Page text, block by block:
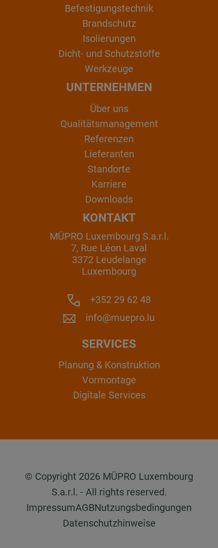
Befestigungstechnik
Brandschutz
Isolierungen
Dicht- und Schutzstoffe
Werkzeuge
UNTERNEHMEN
Über uns
Qualitätsmanagement
Referenzen
Lieferanten
Standorte
Karriere
Downloads
KONTAKT
MÜPRO Luxembourg S.a.r.l.
7, Rue Léon Laval
3372 Leudelange
Luxembourg
+352 29 62 48
info@muepro.lu
SERVICES
Planung & Konstruktion
Vormontage
Digitale Services
© Copyright 2026 MÜPRO Luxembourg
S.a.r.l. - All rights reserved.
ImpressumAGBNutzungsbedingungen
Datenschutzhinweise